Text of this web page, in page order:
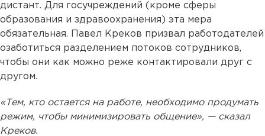
дистант. Для госучреждений (кроме сферы
образования и здравоохранения) эта мера
обязательная. Павел Креков призвал работодателей
озаботиться разделением потоков сотрудников,
чтобы они как можно реже контактировали друг с
другом.
«Тем, кто остается на работе, необходимо продумать
режим, чтобы минимизировать общение», — сказал
Креков.